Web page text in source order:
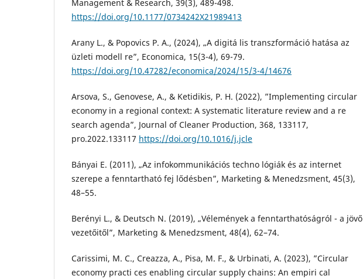
Management & Research, 39(3), 489-498.
https://doi.org/10.1177/0734242X21989413
Arany L., & Popovics P. A., (2024), „A digitá lis transzformáció hatása az
üzleti modell re”, Economica, 15(3-4), 69-79.
https://doi.org/10.47282/economica/2024/15/3-4/14676
Arsova, S., Genovese, A., & Ketidikis, P. H. (2022), ”Implementing circular
economy in a regional context: A systematic literature review and a re
search agenda”, Journal of Cleaner Production, 368, 133117,
pro.2022.133117 https://doi.org/10.1016/j.jcle
Bányai E. (2011), „Az infokommunikációs techno lógiák és az internet
szerepe a fenntartható fej lődésben”, Marketing & Menedzsment, 45(3),
48–55.
Berényi L., & Deutsch N. (2019), „Vélemények a fenntarthatóságról - a jövő
vezetőitől”, Marketing & Menedzsment, 48(4), 62–74.
Carissimi, M. C., Creazza, A., Pisa, M. F., & Urbinati, A. (2023), ”Circular
economy practi ces enabling circular supply chains: An empiri cal